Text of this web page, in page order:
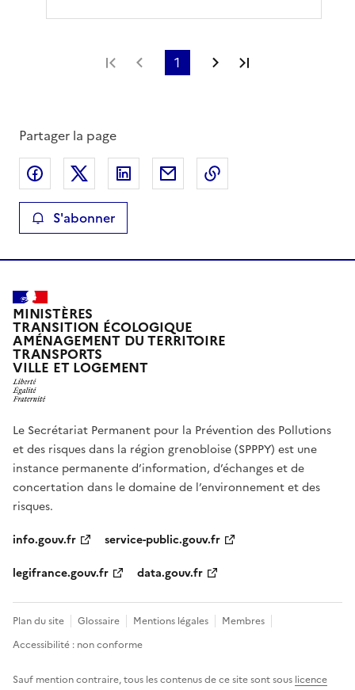
Première page
Page précédente
1 Page suivante
Partager la page
Partager sur Facebook
Partager sur XPartager sur LinkedIn
Partager par email
S'abonner
MINISTÈRES
TRANSITION ÉCOLOGIQUE
AMÉNAGEMENT DU TERRITOIRE
TRANSPORTS
VILLE ET LOGEMENT
Le Secrétariat Permanent pour la Prévention des Pollutions
et des risques dans la région grenobloise (SPPPY) est une
instance permanente d’information, d’échanges et de
concertation dans le domaine de l’environnement et des
risques.
info.gouv.fr
service-public.gouv.fr
legifrance.gouv.fr
data.gouv.fr
Plan du site Glossaire Mentions légales
Membres
Accessibilité : non conforme
Sauf mention contraire, tous les contenus de ce site sont sous licence